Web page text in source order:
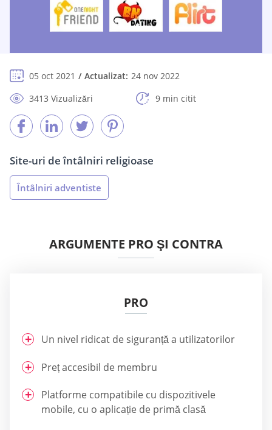
05 oct 2021 Actualizat: 24 nov 2022
3413 Vizualizări
9 min citit
Site-uri de întâlniri religioase
Întâlniri adventiste
ARGUMENTE PRO ŞI CONTRA
PRO
Un nivel ridicat de siguranță a utilizatorilor
Preț accesibil de membru
Platforme compatibile cu dispozitivele
mobile, cu o aplicație de primă clasă